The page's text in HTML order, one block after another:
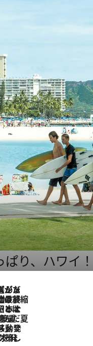
ぱり、ハワイ
の旅美容”とは